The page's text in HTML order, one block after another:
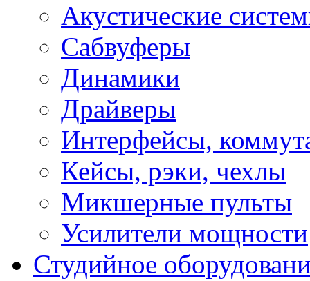
Акустические
Сабвуферы
Динамики
Драйверы
Интерфейсы,
Кейсы, рэки, чехлы
Микшерные пульты
Усилители мощности
Студийное